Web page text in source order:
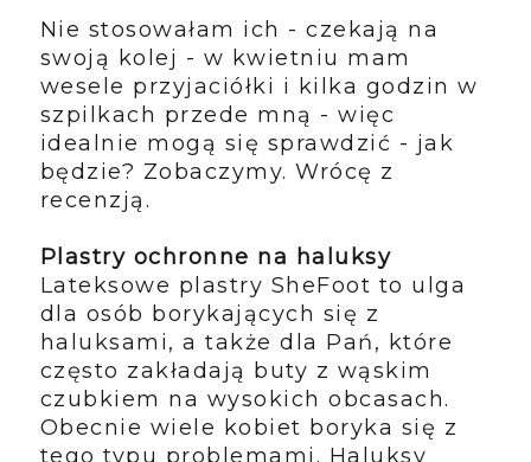
Nie stosowałam ich - czekają na
swoją kolej - w kwietniu mam
wesele przyjaciółki i kilka godzin w
szpilkach przede mną - więc
idealnie mogą się sprawdzić - jak
będzie? Zobaczymy. Wrócę z
recenzją.
Plastry ochronne na haluksy
Lateksowe plastry SheFoot to ulga
dla osób borykających się z
haluksami, a także dla Pań, które
często zakładają buty z wąskim
czubkiem na wysokich obcasach.
Obecnie wiele kobiet boryka się z
tego typu problemami. Haluksy